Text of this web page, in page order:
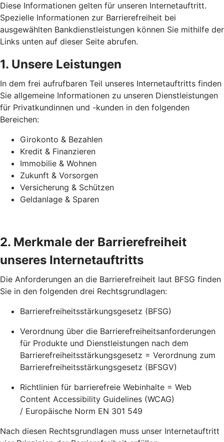
Diese Informationen gelten für unseren Internetauftritt.
Spezielle Informationen zur Barrierefreiheit bei
ausgewählten Bankdienstleistungen können Sie mithilfe der
Links unten auf dieser Seite abrufen.
1. Unsere Leistungen
In dem frei aufrufbaren Teil unseres Internetauftritts finden
Sie allgemeine Informationen zu unseren Dienstleistungen
für Privatkundinnen und -kunden in den folgenden
Bereichen:
Girokonto & Bezahlen
Kredit & Finanzieren
Immobilie & Wohnen
Zukunft & Vorsorgen
Versicherung & Schützen
Geldanlage & Sparen
2. Merkmale der Barrierefreiheit
unseres Internetauftritts
Die Anforderungen an die Barrierefreiheit laut BFSG finden
Sie in den folgenden drei Rechtsgrundlagen:
Barrierefreiheitsstärkungsgesetz (BFSG)
Verordnung über die Barrierefreiheitsanforderungen
für Produkte und Dienstleistungen nach dem
Barrierefreiheitsstärkungsgesetz = Verordnung zum
Barrierefreiheitsstärkungsgesetz (BFSGV)
Richtlinien für barrierefreie Webinhalte = Web
Content Accessibility Guidelines (WCAG)
/ Europäische Norm EN 301 549
Nach diesen Rechtsgrundlagen muss unser Internetauftritt